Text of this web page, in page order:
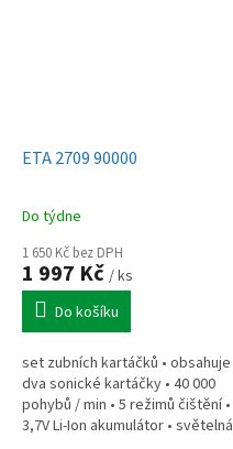
ETA 2709 90000
Do týdne
1 650 Kč bez DPH
1 997 Kč / ks
Do košíku
set zubních kartáčků • obsahuje
dva sonické kartáčky • 40 000
pohybů / min • 5 režimů čištění •
3,7V Li-Ion akumulátor • světelná